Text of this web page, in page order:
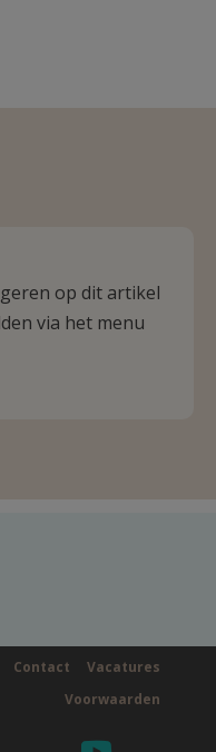
op dit artikel
via het menu
Vacatures
Contact
Voorwaarden